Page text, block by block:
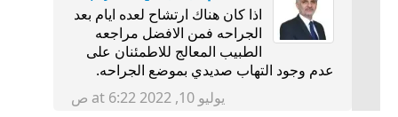
اذا كان هناك ارتشاح لعده ايام بعد
الجراحه فمن الافضل مراجعه
الطبيب المعالج للاطمئنان على
عدم وجود التهاب صديدي بموضع الجراحه.
يوليو 10, 2022 at 6:22 ص